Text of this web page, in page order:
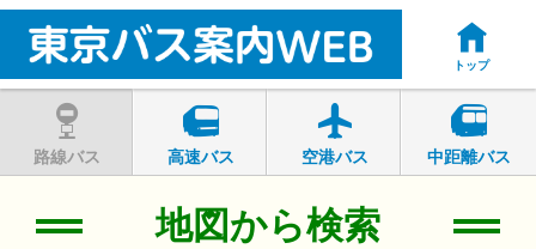
トップ
路線バス 高速バス 空港バス 中距離バス
地図から検索